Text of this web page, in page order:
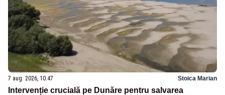
7 aug. 2026, 10:47 Stoica Marian
Intervenție crucială pe Dunăre pentru salvarea